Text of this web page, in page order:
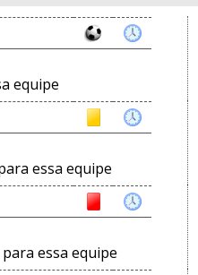
equipe
essa equipe
para essa equipe